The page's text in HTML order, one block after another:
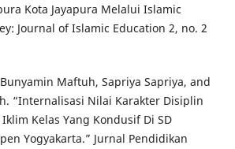
Kota Jayapura Melalui Islamic
Journal of Islamic Education 2, no. 2
Maftuh, Sapriya Sapriya, and
“Internalisasi Nilai Karakter Disiplin
Kelas Yang Kondusif Di SD
Yogyakarta.” Jurnal Pendidikan